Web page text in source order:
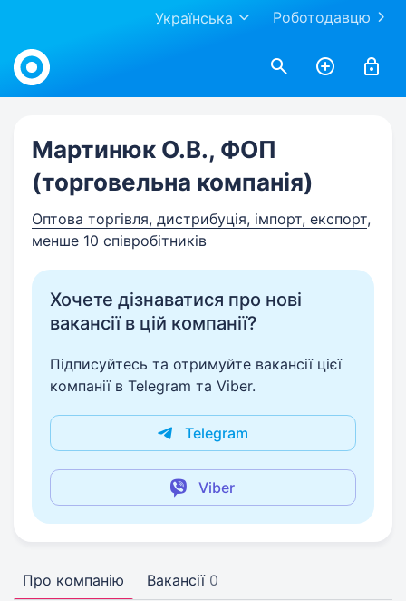
Роботодавцю
Українська
Work.ua
Мартинюк О.В., ФОП
(торговельна компанія)
Оптова торгівля, дистрибуція, імпорт, експорт,
менше 10 співробітників
Хочете дізнаватися про нові
вакансії в цій компанії?
Підписуйтесь та отримуйте вакансії цієї
компанії в Telegram та Viber.
Telegram
Viber
Про компанію Вакансії 0